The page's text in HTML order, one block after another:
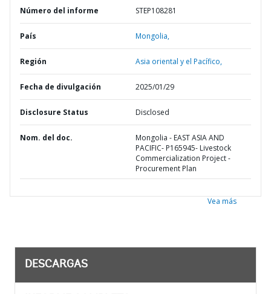
Número del informe STEP108281
País Mongolia,
Región Asia oriental y el Pacífico,
Fecha de divulgación 2025/01/29
Disclosure Status Disclosed
Nom. del doc.
Mongolia - EAST ASIA AND
PACIFIC- P165945- Livestock
Commercialization Project -
Procurement Plan
Vea más
DESCARGAS